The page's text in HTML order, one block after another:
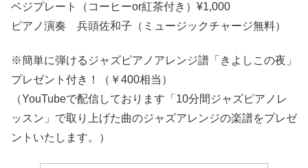
ベジプレート（コーヒーor紅茶付き）¥1,000
ピアノ演奏 兵頭佐和子（ミュージックチャージ無料）
※簡単に弾けるジャズピアノアレンジ譜「きよしこの夜」
プレゼント付き！（￥400相当）
（YouTubeで配信しております「10分間ジャズピアノレ
ッスン」で取り上げた曲のジャズアレンジの楽譜をプレゼ
ントいたします。）